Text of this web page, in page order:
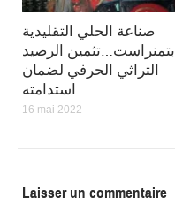
صناعة الحلي التقليدية
بتمنراست…تثمين الرصيد
التراثي الحرفي لضمان
استدامته
16 mai 2022
Laisser un commentaire